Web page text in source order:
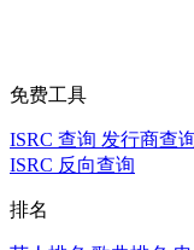
免费工具
ISRC 查询 发行商查
ISRC 反向查询
排名